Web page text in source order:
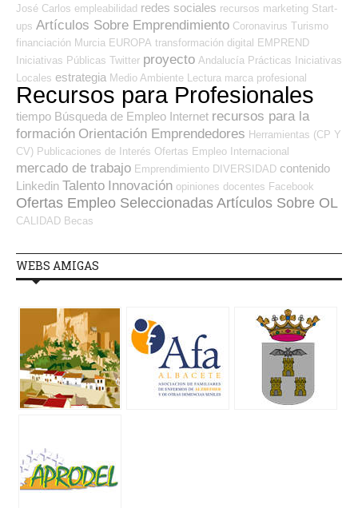
José Carlos empleabilidad redes sociales recursos marketing Start-
ups Artículos Sobre Emprendimiento Coronavirus Turismo
financiación Murcia EUROPA transformación digital EMPREND
Iniciativas Públicas Twitter proyecto Andalucía Prácticas
Iniciativas
Locales estrategia Medio Ambiente Lectura marca profesional
Recursos para Profesionales
tiempo Búsqueda de Empleo Internet recursos para la
formación Orientación Emprendedores Herramientas (CP Y
CV) Publicaciones de Interés Ofertas Empleo Internacional
mercado de trabajo Emprendimiento DIVERSIDAD contenido
Linkedin Talento Innovación opiniones docentes Facebook
Ofertas Empleo Seleccionadas Artículos Sobre OL
CALIDAD Becas
WEBS AMIGAS